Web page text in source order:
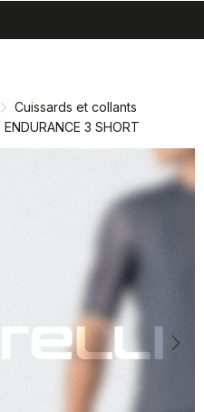
Cuissards et collants
ENDURANCE 3 SHORT